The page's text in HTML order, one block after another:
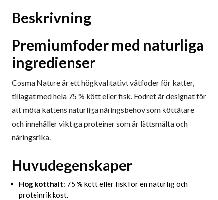
Beskrivning
Premiumfoder med naturliga
ingredienser
Cosma Nature är ett högkvalitativt våtfoder för katter,
tillagat med hela 75 % kött eller fisk. Fodret är designat för
att möta kattens naturliga näringsbehov som köttätare
och innehåller viktiga proteiner som är lättsmälta och
näringsrika.
Huvudegenskaper
Hög kötthalt: 75 % kött eller fisk för en naturlig och
proteinrik kost.